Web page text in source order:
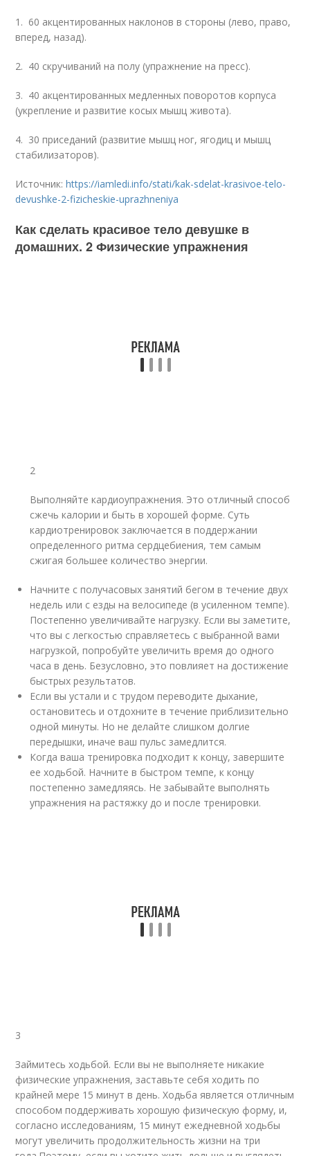
1. 60 акцентированных наклонов в стороны (лево, право,
вперед, назад).
2. 40 скручиваний на полу (упражнение на пресс).
3. 40 акцентированных медленных поворотов корпуса
(укрепление и развитие косых мышц живота).
4. 30 приседаний (развитие мышц ног, ягодиц и мышц
стабилизаторов).
Источник:https://iamledi.info/stati/kak-sdelat-krasivoe-telo-
devushke-2-fizicheskie-uprazhneniya
Как сделать красивое тело девушке в
домашних. 2 Физические упражнения
2
Выполняйте кардиоупражнения. Это отличный способ
сжечь калории и быть в хорошей форме. Суть
кардиотренировок заключается в поддержании
определенного ритма сердцебиения, тем самым
сжигая большее количество энергии.
Начните с получасовых занятий бегом в течение двух
недель или с езды на велосипеде (в усиленном темпе).
Постепенно увеличивайте нагрузку. Если вы заметите,
что вы с легкостью справляетесь с выбранной вами
нагрузкой, попробуйте увеличить время до одного
часа в день. Безусловно, это повлияет на достижение
быстрых результатов.
Если вы устали и с трудом переводите дыхание,
остановитесь и отдохните в течение приблизительно
одной минуты. Но не делайте слишком долгие
передышки, иначе ваш пульс замедлится.
Когда ваша тренировка подходит к концу, завершите
ее ходьбой. Начните в быстром темпе, к концу
постепенно замедляясь. Не забывайте выполнять
упражнения на растяжку до и после тренировки.
3
Займитесь ходьбой. Если вы не выполняете никакие
физические упражнения, заставьте себя ходить по
крайней мере 15 минут в день. Ходьба является отличным
способом поддерживать хорошую физическую форму, и,
согласно исследованиям, 15 минут ежедневной ходьбы
могут увеличить продолжительность жизни на три